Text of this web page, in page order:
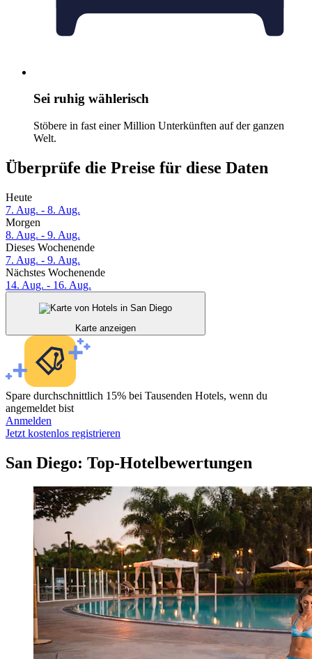
Sei ruhig wählerisch
Stöbere in fast einer Million Unterkünften auf der ganzen
Welt.
Überprüfe die Preise für diese Daten
Heute
7. Aug. - 8. Aug.
Morgen
8. Aug. - 9. Aug.
Dieses Wochenende
7. Aug. - 9. Aug.
Nächstes Wochenende
14. Aug. - 16. Aug.
Karte anzeigen
Spare durchschnittlich 15% bei Tausenden Hotels, wenn du
angemeldet bist
Anmelden
Jetzt kostenlos registrieren
San Diego: Top-Hotelbewertungen